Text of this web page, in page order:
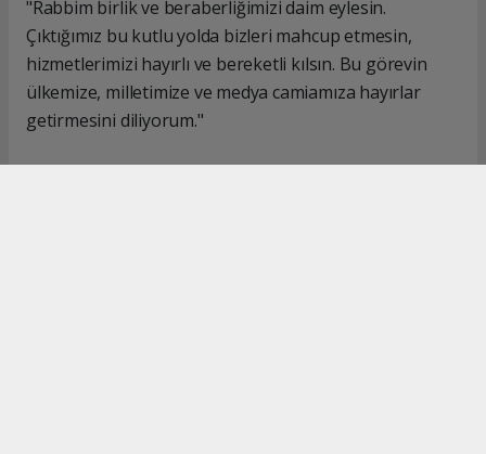
"Rabbim birlik ve beraberliğimizi daim eylesin.
Çıktığımız bu kutlu yolda bizleri mahcup etmesin,
hizmetlerimizi hayırlı ve bereketli kılsın. Bu görevin
ülkemize, milletimize ve medya camiamıza hayırlar
getirmesini diliyorum."